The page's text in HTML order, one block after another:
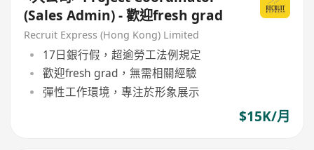
(Sales Admin) - 歡迎fresh grad
Recruit Express (Hong Kong) Limited
17日銀行假，超逾勞工法例規定
歡迎fresh grad，無需相關經驗
彈性工作環境，專注於形象展示
$15K/月